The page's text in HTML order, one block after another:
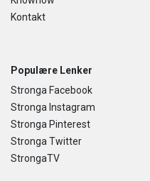
Kontakt
Populære Lenker
Stronga Facebook
Stronga Instagram
Stronga Pinterest
Stronga Twitter
StrongaTV